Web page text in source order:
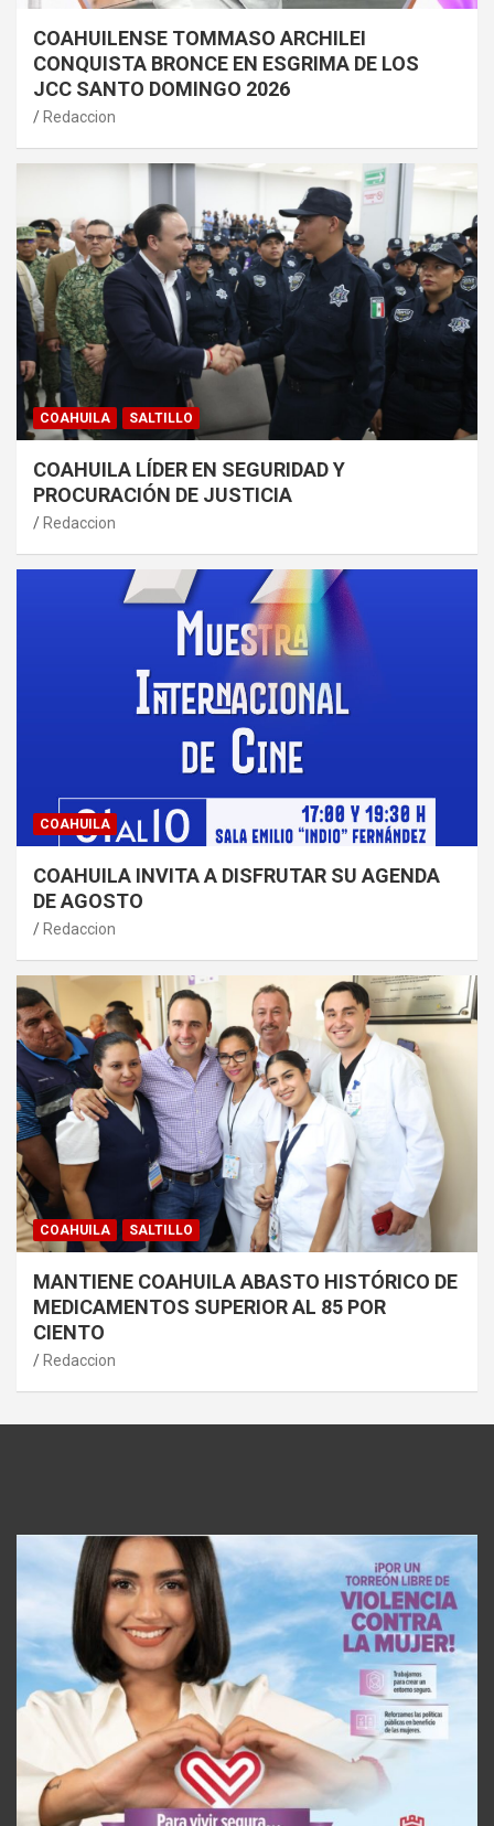
COAHUILENSE TOMMASO ARCHILEI
CONQUISTA BRONCE EN ESGRIMA DE LOS
JCC SANTO DOMINGO 2026
Redaccion
COAHUILA SALTILLO
COAHUILA LÍDER EN SEGURIDAD Y
PROCURACIÓN DE JUSTICIA
Redaccion
COAHUILA
COAHUILA INVITA A DISFRUTAR SU AGENDA
DE AGOSTO
Redaccion
COAHUILA SALTILLO
MANTIENE COAHUILA ABASTO HISTÓRICO DE
MEDICAMENTOS SUPERIOR AL 85 POR
CIENTO
Redaccion